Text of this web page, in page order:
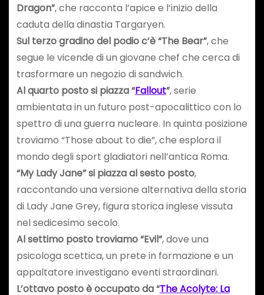
Dragon”, che racconta l’apice e l’inizio della
caduta della dinastia Targaryen.
Sul terzo gradino del podio c’è “The Bear”, che
segue le vicende di un giovane chef che cerca di
trasformare un negozio di sandwich.
Al quarto posto si piazza “Fallout”, serie
ambientata in un futuro post-apocalittico con lo
spettro di una guerra nucleare. In quinta posizione
troviamo “Those about to die”, che esplora il
mondo degli sport gladiatori nell’antica Roma.
“My Lady Jane” si piazza al sesto posto,
raccontando una versione alternativa della storia
di Lady Jane Grey, figura storica inglese vissuta
nel sedicesimo secolo.
Al settimo posto troviamo “Evil”, dove una
psicologa scettica, un prete in formazione e un
appaltatore investigano eventi straordinari.
L’ottavo posto è occupato da “The Acolyte: La